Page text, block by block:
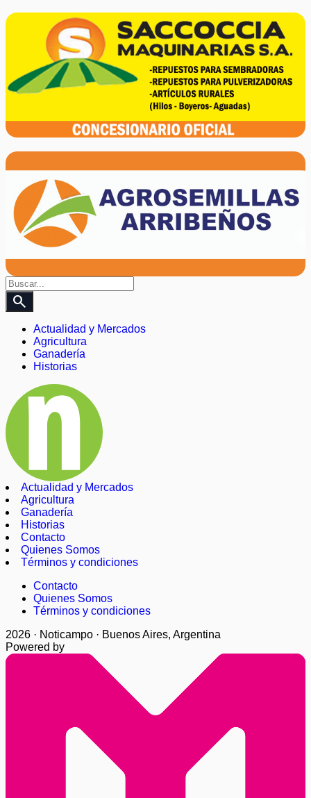
search
Actualidad y Mercados
Agricultura
Ganadería
Historias
Actualidad y Mercados
Agricultura
Ganadería
Historias
Contacto
Quienes Somos
Términos y condiciones
Contacto
Quienes Somos
Términos y condiciones
2026 · Noticampo · Buenos Aires, Argentina
Powered by